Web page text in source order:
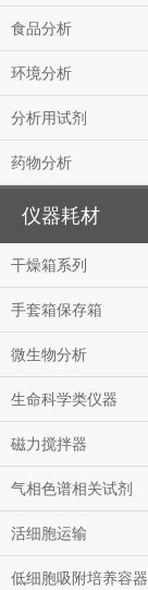
食品分析
环境分析
分析用试剂
药物分析
仪器耗材
干燥箱系列
手套箱保存箱
微生物分析
生命科学类仪器
磁力搅拌器
气相色谱相关试剂
活细胞运输
低细胞吸附培养容器